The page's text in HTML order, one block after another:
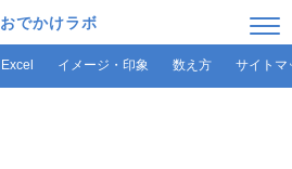
おでかけラボ
Excel イメージ・印象 数え方 サイトマ